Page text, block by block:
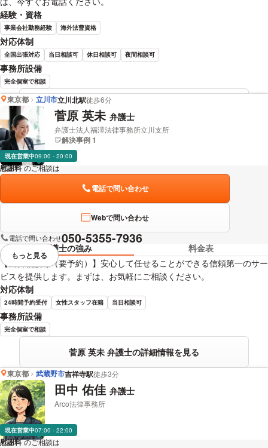
経験・資格
事業会社勤務経験 海外法曹資格
対応体制
全国出張対応 当日相談可 休日相談可 夜間相談可
事務所設備
完全個室で相談
加藤 尚憲 弁護士の詳細情報を見る
東京都 立川市立川北駅徒歩6分
菅原 英未 弁護士
弁護士法人福澤法律事務所立川支所
解決事例 1
現在営業中09:00 - 20:00
慰謝料 のご相談は
電話で問い合わせ
Webで問い合わせ
電話で問い合わせ050-5355-7936
弁護士の強み
料金表
【当日相談可（要予約）】安心して任せることができる信頼第一のサー
ビスを提供します。まずは、お気軽にご相談ください。
対応体制
24時間予約受付 女性スタッフ在籍 当日相談可
事務所設備
完全個室で相談
菅原 英未 弁護士の詳細情報を見る
視覚的に省略されている要素を
もっと見る
東京都 武蔵野市吉祥寺駅徒歩3分
田中 佑佳 弁護士
Arco法律事務所
現在営業中07:00 - 22:00
慰謝料 のご相談は